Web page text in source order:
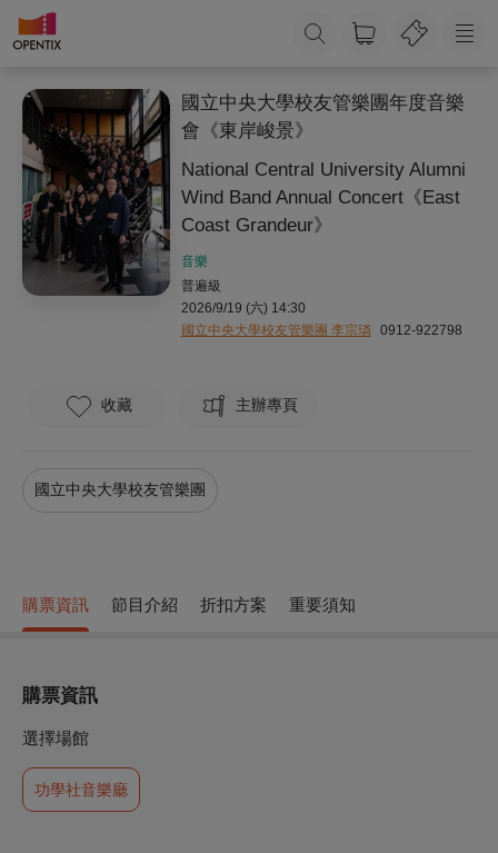
國立中央大學校友管樂團年度音樂
會《東岸峻景》
National Central University Alumni
Wind Band Annual Concert《East
Coast Grandeur》
音樂
普遍級
2026/9/19 (六) 14:30
國立中央大學校友管樂團 李宗璘 0912-922798
收藏 主辦專頁
國立中央大學校友管樂團
購票資訊 節目介紹 折扣方案 重要須知
購票資訊
選擇場館
功學社音樂廳